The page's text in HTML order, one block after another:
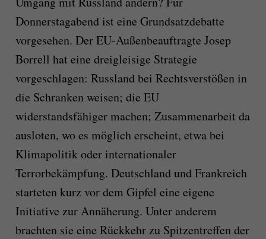
Donnerstagabend ist eine Grundsatzdebatte
vorgesehen. Der EU-Außenbeauftragte Josep
Borrell hat eine dreigleisige Strategie
vorgeschlagen: Russland bei Rechtsverstößen in
die Schranken weisen; die EU
widerstandsfähiger machen; Zusammenarbeit da
ausloten, wo es möglich erscheint, etwa bei
Klimapolitik oder internationaler
Terrorbekämpfung. Deutschland und Frankreich
starteten kurz vor dem Gipfel eine eigene
Initiative zur Annäherung. Unter anderem
brachten sie eine Rückkehr zu Spitzentreffen der